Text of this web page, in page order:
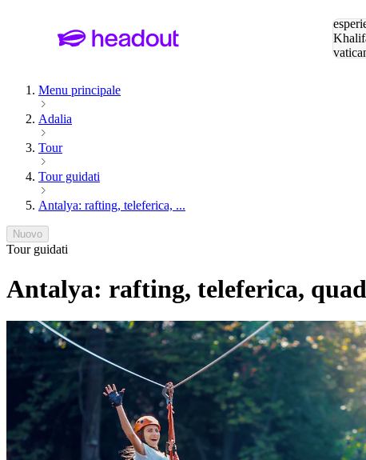
Menu principale
Adalia
Tour
Tour guidati
Antalya: rafting, teleferica, ...
Nuovo
Tour guidati
Antalya: rafting, teleferica,